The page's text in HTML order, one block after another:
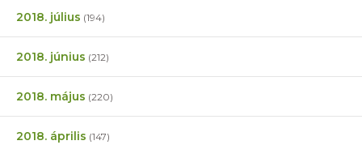
2018. július (194)
2018. június (212)
2018. május (220)
2018. április (147)